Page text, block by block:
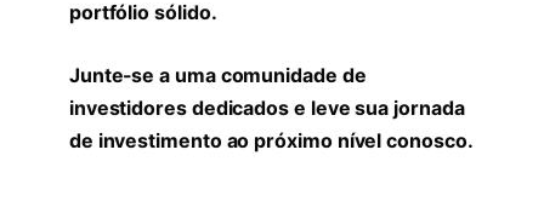
portfólio sólido.
Junte-se a uma comunidade de
investidores dedicados e leve sua jornada
de investimento ao próximo nível conosco.